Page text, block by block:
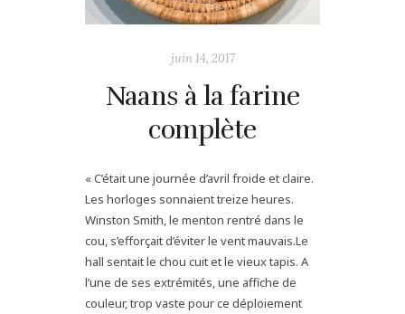
juin 14, 2017
Naans à la farine
complète
« C’était une journée d’avril froide et claire.
Les horloges sonnaient treize heures.
Winston Smith, le menton rentré dans le
cou, s’efforçait d’éviter le vent mauvais.Le
hall sentait le chou cuit et le vieux tapis. A
l’une de ses extrémités, une affiche de
couleur, trop vaste pour ce déploiement